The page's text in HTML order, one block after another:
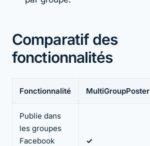
Comparatif des
fonctionnalités
Fonctionnalité MultiGroupPoster
Publie dans
les groupes
Facebook
✓